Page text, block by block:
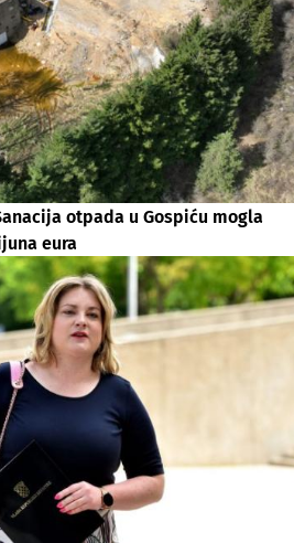
otpada u Gospiću mogla
eura